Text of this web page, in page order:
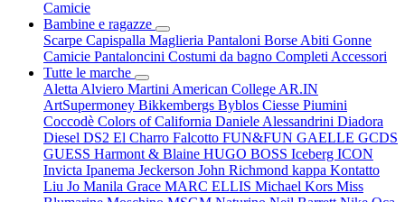
Camicie
Bambine e ragazze
Scarpe Capispalla Maglieria Pantaloni Borse Abiti Gonne
Camicie Pantaloncini Costumi da bagno Completi Accessori
Tutte le marche
Aletta Alviero Martini American College AR.IN
ArtSupermoney Bikkembergs Byblos Ciesse Piumini
Coccodè Colors of California Daniele Alessandrini Diadora
Diesel DS2 El Charro Falcotto FUN&FUN GAELLE GCDS
GUESS Harmont & Blaine HUGO BOSS Iceberg ICON
Invicta Ipanema Jeckerson John Richmond kappa Kontatto
Liu Jo Manila Grace MARC ELLIS Michael Kors Miss